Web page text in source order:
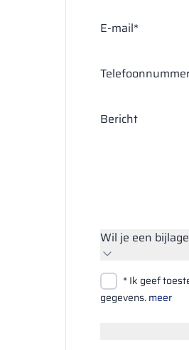
E-mail*
Bericht
Wil je een
Bestanden
Zoeken
* Ik geef
gegevens.meer